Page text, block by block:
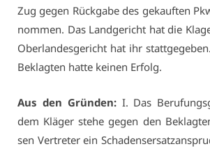
Zug ge­gen Rück­ga­be des ge­kauf­ten
nom­men. Das Land­ge­richt hat die
Ober­lan­des­ge­richt hat ihr
Be­klag­ten hat­te kei­nen Er­folg.
Aus den Grün­den:I. Das
dem Klä­ger ste­he ge­gen den
sen Ver­tre­ter ein